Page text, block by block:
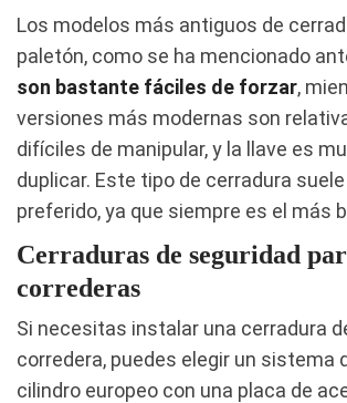
Los modelos más antiguos de
paletón, como se ha mencionado
son bastante fáciles de forzar,
versiones más modernas son
difíciles de manipular, y la llave es
duplicar. Este tipo de cerradura suele
preferido, ya que siempre es el más
Cerraduras de seguridad
correderas
Si necesitas instalar una cerradura
corredera, puedes elegir un sistema
cilindro europeo con una placa de